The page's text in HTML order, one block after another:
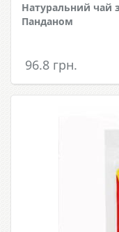
Натуральний чай
Панданом
96.8 грн.